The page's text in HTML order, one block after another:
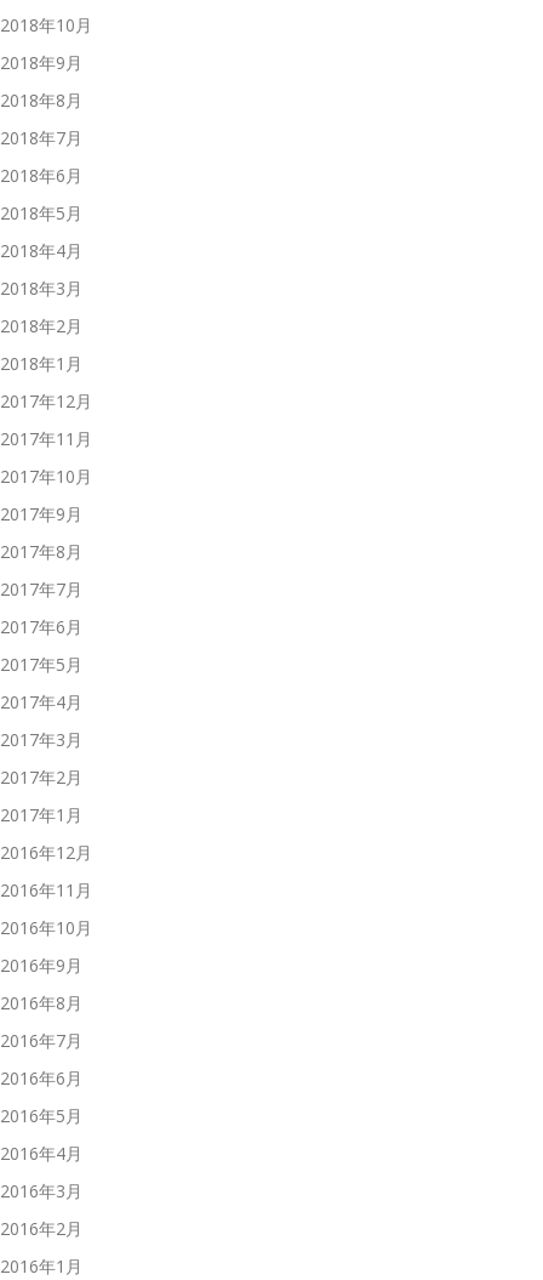
2018年10月
2018年9月
2018年8月
2018年7月
2018年6月
2018年5月
2018年4月
2018年3月
2018年2月
2018年1月
2017年12月
2017年11月
2017年10月
2017年9月
2017年8月
2017年7月
2017年6月
2017年5月
2017年4月
2017年3月
2017年2月
2017年1月
2016年12月
2016年11月
2016年10月
2016年9月
2016年8月
2016年7月
2016年6月
2016年5月
2016年4月
2016年3月
2016年2月
2016年1月